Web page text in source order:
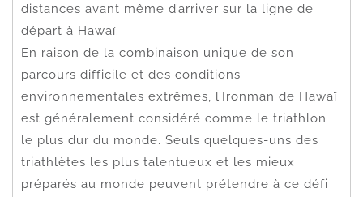
distances avant même d’arriver sur la ligne de
départ à Hawaï.
En raison de la combinaison unique de son
parcours difficile et des conditions
environnementales extrêmes, l’Ironman de Hawaï
est généralement considéré comme le triathlon
le plus dur du monde. Seuls quelques-uns des
triathlètes les plus talentueux et les mieux
préparés au monde peuvent prétendre à ce défi